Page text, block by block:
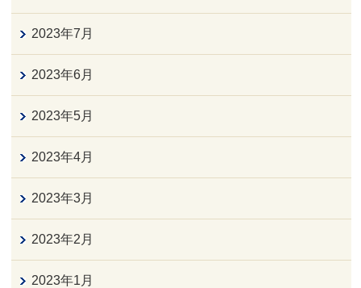
2023年7月
2023年6月
2023年5月
2023年4月
2023年3月
2023年2月
2023年1月